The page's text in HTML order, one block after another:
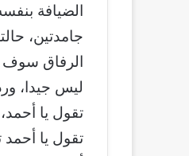
الضيافة
جامدتين،
الرفاق سوف
ليس جيدا،
تقول يا
تقول يا